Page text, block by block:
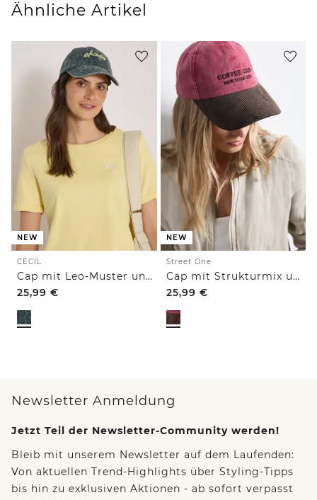
Ähnliche Artikel
NEW
CECIL
Cap mit Leo-Muster und Slogan
25,99 €
NEW
Street One
Cap mit Strukturmix und Slogan
25,99 €
Newsletter Anmeldung
Jetzt Teil der Newsletter-Community werden!
Bleib mit unserem Newsletter auf dem Laufenden:
Von aktuellen Trend-Highlights über Styling-Tipps
bis hin zu exklusiven Aktionen - ab sofort verpasst